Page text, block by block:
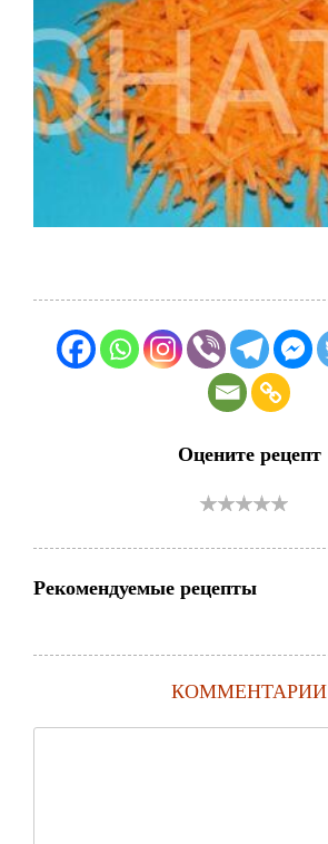
Оцените рецепт
Рекомендуемые рецепты
КОММЕНТАРИИ